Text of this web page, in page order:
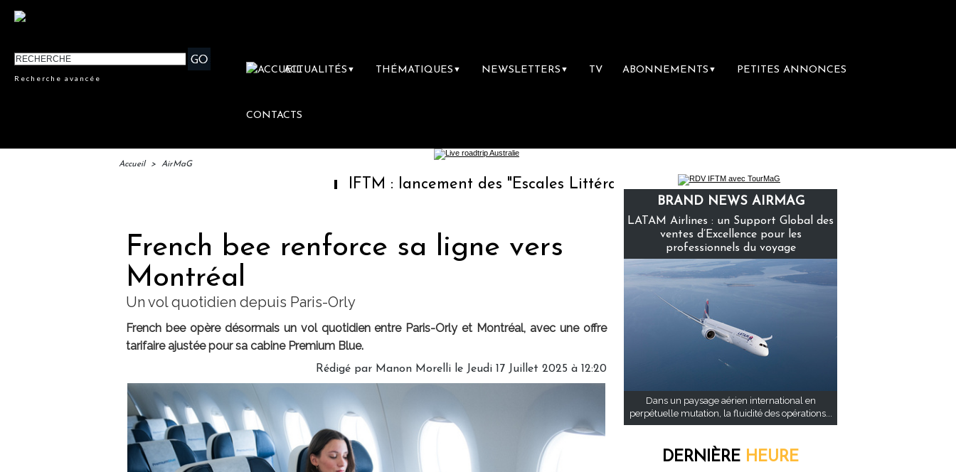
Recherche avancée
ACTUALITÉS ▼ THÉMATIQUES ▼ NEWSLETTERS ▼ TV ABONNEMENTS ▼ PETITES ANNONCES
CONTACTS
Accueil > AirMaG
IFTM : lancement des "Escales Littéraires", la première librairie du voyage
French bee renforce sa ligne vers
Montréal
Un vol quotidien depuis Paris-Orly
French bee opère désormais un vol quotidien entre Paris-Orly et Montréal, avec une offre
tarifaire ajustée pour sa cabine Premium Blue.
Rédigé par Manon Morelli le Jeudi 17 Juillet 2025 à 12:20
BRAND NEWS AIRMAG
LATAM Airlines : un Support Global des
ventes d’Excellence pour les
professionnels du voyage
Dans un paysage aérien international en
perpétuelle mutation, la fluidité des opérations...
DERNIÈRE HEURE